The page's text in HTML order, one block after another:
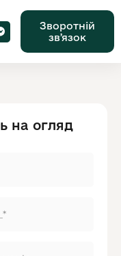
Зворотній
звʼязок
на огляд